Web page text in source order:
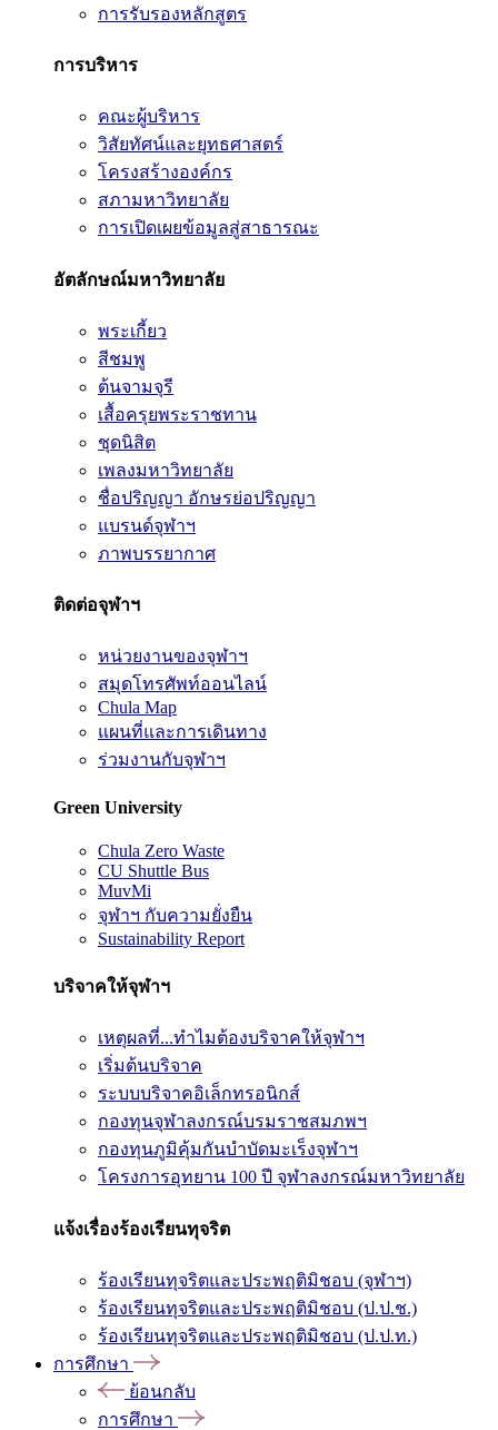
การรับรองหลักสูตร
การบริหาร
คณะผู้บริหาร
วิสัยทัศน์และยุทธศาสตร์
โครงสร้างองค์กร
สภามหาวิทยาลัย
การเปิดเผยข้อมูลสู่สาธารณะ
อัตลักษณ์มหาวิทยาลัย
พระเกี้ยว
สีชมพู
ต้นจามจุรี
เสื้อครุยพระราชทาน
ชุดนิสิต
เพลงมหาวิทยาลัย
ชื่อปริญญา อักษรย่อปริญญา
แบรนด์จุฬาฯ
ภาพบรรยากาศ
ติดต่อจุฬาฯ
หน่วยงานของจุฬาฯ
สมุดโทรศัพท์ออนไลน์
Chula Map
แผนที่และการเดินทาง
ร่วมงานกับจุฬาฯ
Green University
Chula Zero Waste
CU Shuttle Bus
MuvMi
จุฬาฯ กับความยั่งยืน
Sustainability Report
บริจาคให้จุฬาฯ
เหตุผลที่...ทำไมต้องบริจาคให้จุฬาฯ
เริ่มต้นบริจาค
ระบบบริจาคอิเล็กทรอนิกส์
กองทุนจุฬาลงกรณ์บรมราชสมภพฯ
กองทุนภูมิคุ้มกันบำบัดมะเร็งจุฬาฯ
โครงการอุทยาน 100 ปี จุฬาลงกรณ์มหาวิทยาลัย
แจ้งเรื่องร้องเรียนทุจริต
ร้องเรียนทุจริตและประพฤติมิชอบ (จุฬาฯ)
ร้องเรียนทุจริตและประพฤติมิชอบ (ป.ป.ช.)
ร้องเรียนทุจริตและประพฤติมิชอบ (ป.ป.ท.)
การศึกษา
ย้อนกลับ
การศึกษา